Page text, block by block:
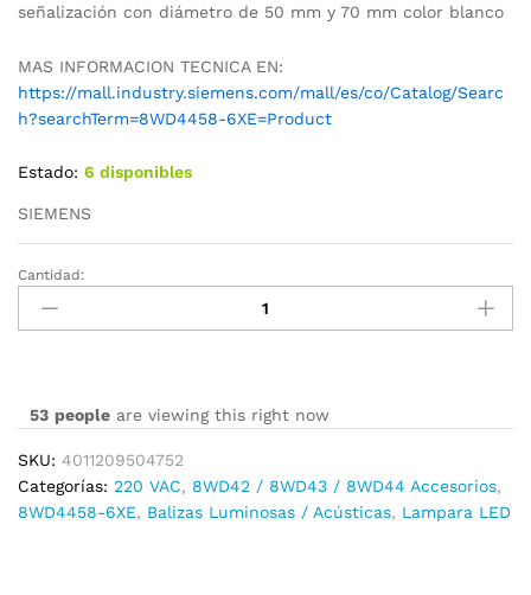
señalización con diámetro de 50 mm y 70 mm color blanco
MAS INFORMACION TECNICA EN:
https://mall.industry.siemens.com/mall/es/co/Catalog/Searc
h?searchTerm=8WD4458-6XE=Product
Estado: 6 disponibles
SIEMENS
8WD4458-
6XE
cantidad
Cantidad:
53 people are viewing this right now
SKU: 4011209504752
Categorías: 220 VAC, 8WD42 / 8WD43 / 8WD44 Accesorios,
8WD4458-6XE, Balizas Luminosas / Acústicas, Lampara LED